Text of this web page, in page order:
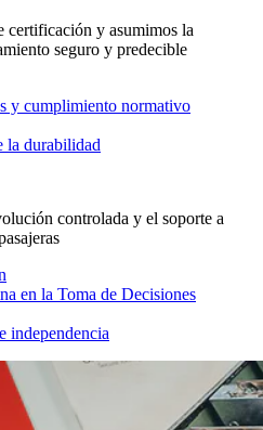
certificación y asumimos la
seguro y predecible
y cumplimiento normativo
la durabilidad
controlada y el soporte a
en la Toma de Decisiones
independencia